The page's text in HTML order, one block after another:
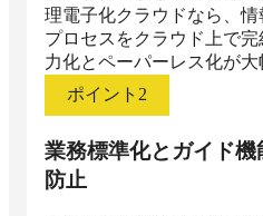
理電子化クラウドなら、
プロセスをクラウド上で
力化とペーパーレス化が大
ポイント 2
業務標準化とガイド
防止